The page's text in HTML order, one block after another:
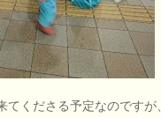
てくださる予定なのです